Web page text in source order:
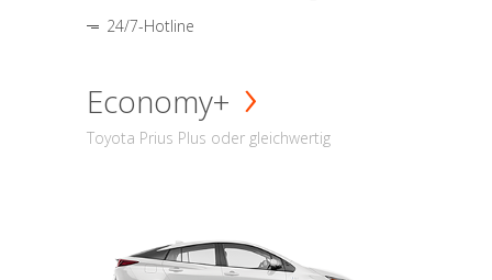
24/7-Hotline
Economy+
Toyota Prius Plus oder gleichwertig